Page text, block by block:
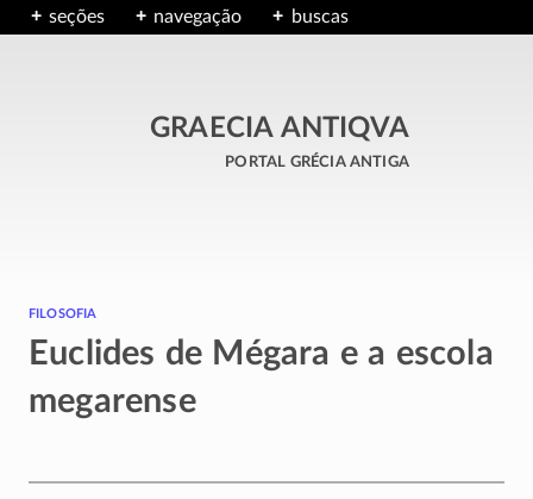
seções navegação buscas
GRAECIA ANTIQVA
portal grécia antiga
filosofia
Euclides de Mégara e a escola
megarense